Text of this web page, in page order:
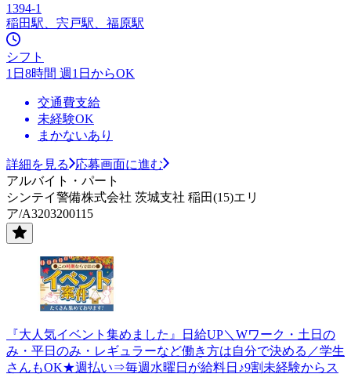
1394-1
稲田駅、宍戸駅、福原駅
シフト
1日8時間 週1日からOK
交通費支給
未経験OK
まかないあり
詳細を見る
応募画面に進む
アルバイト・パート
シンテイ警備株式会社 茨城支社 稲田(15)エリ
ア/A3203200115
『大人気イベント集めました』日給UP＼Wワーク・土日の
み・平日のみ・レギュラーなど働き方は自分で決める／学生
さんもOK★週払い⇒毎週水曜日が給料日♪9割未経験からス